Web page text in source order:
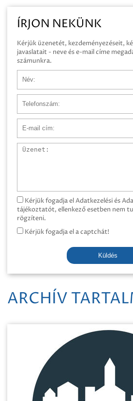
ÍRJON NEKÜNK
Kérjük üzenetét, kezdeményezéseit,
javaslatait - neve és e-mail címe
számunkra.
Név
Telefonszám
E-mail cím
Üzenet
Kérjük fogadja el Adatkezelési és
tájékoztatót, ellenkező esetben nem
rögzíteni.
Kérjük fogadja el a captchát!
Küldés
ARCHÍV